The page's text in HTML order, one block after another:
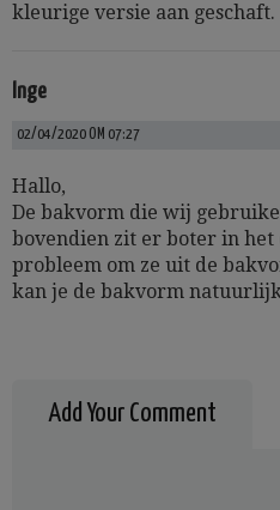
kleurige versie aan geschaft.
Inge
02/04/2020 OM 07:27
Hallo,
De bakvorm die wij
bovendien zit er boter in het
probleem om ze uit de
kan je de bakvorm
Add Your Comment